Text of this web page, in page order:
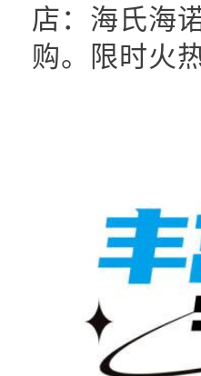
店：海氏海
购。限时火